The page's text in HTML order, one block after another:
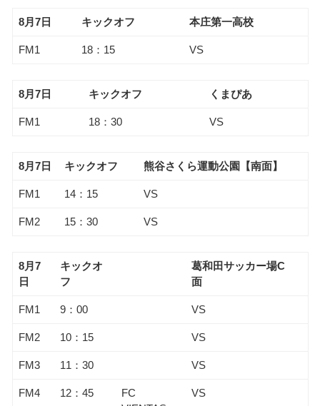
8月7日 キックオフ 本庄第一高校
FM1 18：15 VS
8月7日 キックオフ くまぴあ
FM1 18：30 VS
8月7日 キックオフ 熊谷さくら運動公園【南面】
FM1 14：15 VS
FM2 15：30 VS
8月7
日
キックオ
フ
葛和田サッカー場C
面
FM1 9：00 VS
FM2 10：15 VS
FM3 11：30 VS
FM4 12：45
FC
VS